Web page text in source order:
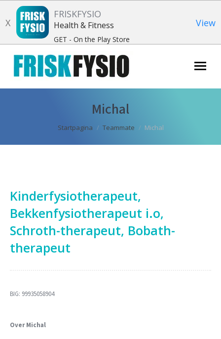
X
FRISKFYSIO
Health & Fitness
GET - On the Play Store
View
Michal
Je bent hier:
Startpagina Teammate Michal
Kinderfysiotherapeut,
Bekkenfysiotherapeut i.o,
Schroth-therapeut, Bobath-
therapeut
BIG: 99935058904
Over Michal